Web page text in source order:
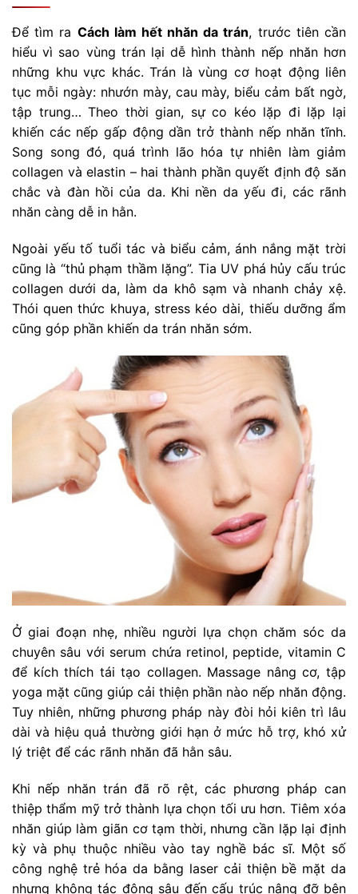
Để tìm ra Cách làm hết nhăn da trán, trước tiên cần
hiểu vì sao vùng trán lại dễ hình thành nếp nhăn hơn
những khu vực khác. Trán là vùng cơ hoạt động liên
tục mỗi ngày: nhướn mày, cau mày, biểu cảm bất ngờ,
tập trung… Theo thời gian, sự co kéo lặp đi lặp lại
khiến các nếp gấp động dần trở thành nếp nhăn tĩnh.
Song song đó, quá trình lão hóa tự nhiên làm giảm
collagen và elastin – hai thành phần quyết định độ săn
chắc và đàn hồi của da. Khi nền da yếu đi, các rãnh
nhăn càng dễ in hằn.
Ngoài yếu tố tuổi tác và biểu cảm, ánh nắng mặt trời
cũng là “thủ phạm thầm lặng”. Tia UV phá hủy cấu trúc
collagen dưới da, làm da khô sạm và nhanh chảy xệ.
Thói quen thức khuya, stress kéo dài, thiếu dưỡng ẩm
cũng góp phần khiến da trán nhăn sớm.
Ở giai đoạn nhẹ, nhiều người lựa chọn chăm sóc da
chuyên sâu với serum chứa retinol, peptide, vitamin C
để kích thích tái tạo collagen. Massage nâng cơ, tập
yoga mặt cũng giúp cải thiện phần nào nếp nhăn động.
Tuy nhiên, những phương pháp này đòi hỏi kiên trì lâu
dài và hiệu quả thường giới hạn ở mức hỗ trợ, khó xử
lý triệt để các rãnh nhăn đã hằn sâu.
Khi nếp nhăn trán đã rõ rệt, các phương pháp can
thiệp thẩm mỹ trở thành lựa chọn tối ưu hơn. Tiêm xóa
nhăn giúp làm giãn cơ tạm thời, nhưng cần lặp lại định
kỳ và phụ thuộc nhiều vào tay nghề bác sĩ. Một số
công nghệ trẻ hóa da bằng laser cải thiện bề mặt da
nhưng không tác động sâu đến cấu trúc nâng đỡ bên